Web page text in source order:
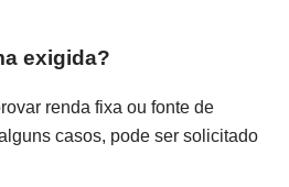
exigida?
renda fixa ou fonte de
casos, pode ser solicitado